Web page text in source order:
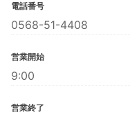
電話番号
0568-51-4408
営業開始
9:00
営業終了